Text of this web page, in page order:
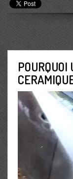
Lecteur
vidéo